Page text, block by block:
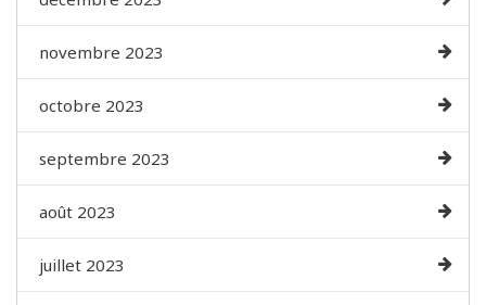
novembre 2023
octobre 2023
septembre 2023
août 2023
juillet 2023